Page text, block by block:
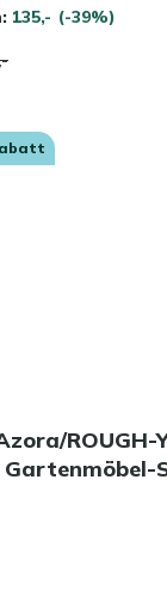
135,- (-39%)
ROUGH-
Gartenmöbel-